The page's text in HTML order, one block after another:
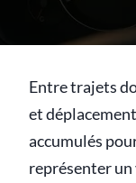
Entre trajets
et
accumulés
représenter